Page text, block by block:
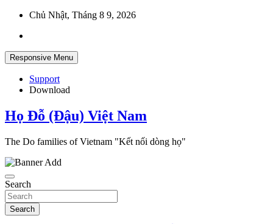
Skip
content
Chủ Nhật, Tháng 8 9, 2026
Responsive Menu
Support
Download
Họ Đỗ (Đậu) Việt Nam
The Do families of Vietnam "Kết nối dòng họ"
Search
Search